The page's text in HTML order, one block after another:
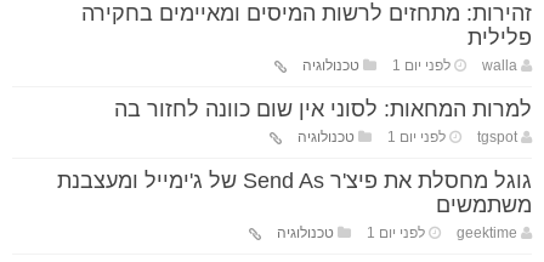
זהירות: מתחזים לרשות המיסים ומאיימים בחקירה
פלילית
walla לפני יום 1 טכנולוגיה
למרות המחאות: לסוני אין שום כוונה לחזור בה
tgspot לפני יום 1 טכנולוגיה
גוגל מחסלת את פיצ'ר Send As של ג'ימייל ומעצבנת
משתמשים
geektime לפני יום 1 טכנולוגיה